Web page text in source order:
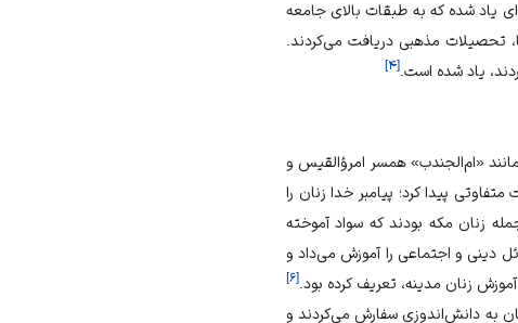
یاد شده که به طبقات بالای جامعه
تحصیلات مذهبی دریافت می‌کردند.
یاد شده است.[۴]
«ام‌الجندب» همسر امرؤالقیس و
پیدا کرد؛ پیامبر خدا زنان را
زنان مکه بودند که سواد آموخته
دینی و اجتماعی را آموزش می‌داد و
زنان مدینه، تعریف کرده بود. [۶]
به دانش‌اندوزی سفارش می‌کردند و